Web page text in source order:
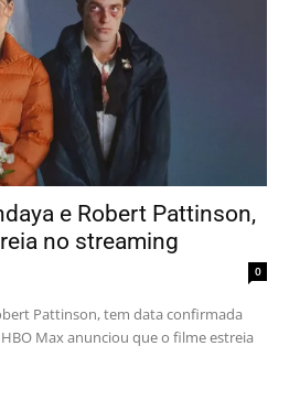
e Robert Pattinson,
no streaming
0
Pattinson, tem data confirmada
Max anunciou que o filme estreia